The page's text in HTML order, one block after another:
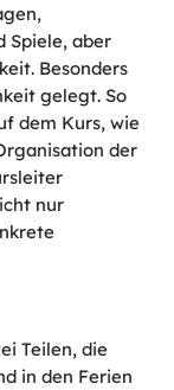
Spiele, aber
Besonders
gelegt. So
dem Kurs, wie
der
nur
Teilen, die
in den Ferien